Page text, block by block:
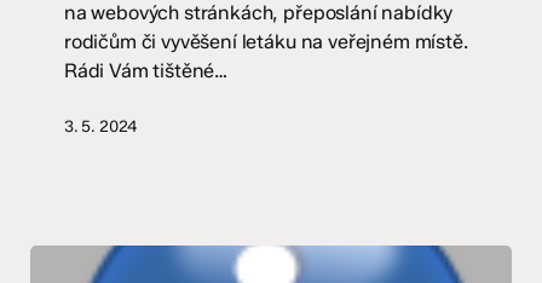
na webových stránkách, přeposlání nabídky
rodičům či vyvěšení letáku na veřejném místě.
Rádi Vám tištěné…
3. 5. 2024